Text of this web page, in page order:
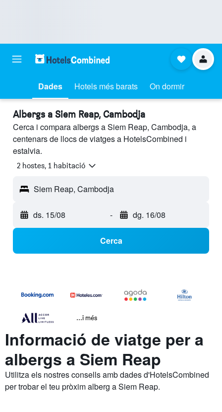
Dades Hotels més barats On dormir
Albergs a Siem Reap, Cambodja
Cerca i compara albergs a Siem Reap, Cambodja, a
centenars de llocs de viatges a HotelsCombined i
estalvia.
2 hostes, 1 habitació
Siem Reap, Cambodja
ds. 15/08 - dg. 16/08
Cerca
...i més
Informació de viatge per a
albergs a Siem Reap
Utilitza els nostres consells amb dades d'HotelsCombined
per trobar el teu pròxim alberg a Siem Reap.